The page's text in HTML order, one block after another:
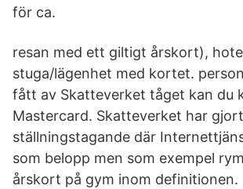
för ca.
resan med ett giltigt årskort),
stuga/lägenhet med kortet.
fått av Skatteverket tåget kan du
Mastercard. Skatteverket har
ställningstagande där
som belopp men som exempel
årskort på gym inom definitionen.